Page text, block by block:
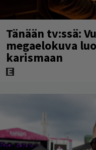
Tänään tv:ssä:
megaelokuva
karismaan